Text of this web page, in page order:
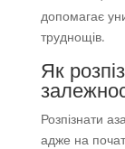
допомагає
труднощів.
Як
Розпізнати
адже на